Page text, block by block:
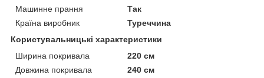
Машинне прання
Так
Країна виробник
Туреччина
Користувальницькі характеристики
Ширина покривала
220 см
Довжина покривала
240 см